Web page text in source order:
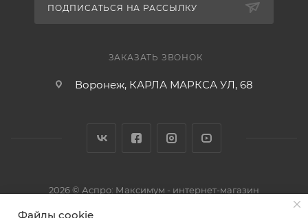
ПОДПИСАТЬСЯ НА РАССЫЛКУ
ЗАКАЗАТЬ ЗВОНОК
Воронеж, КАРЛА МАРКСА УЛ, 68
2026 © Аспро: Максимум - интернет-магазин
Файлы cookie